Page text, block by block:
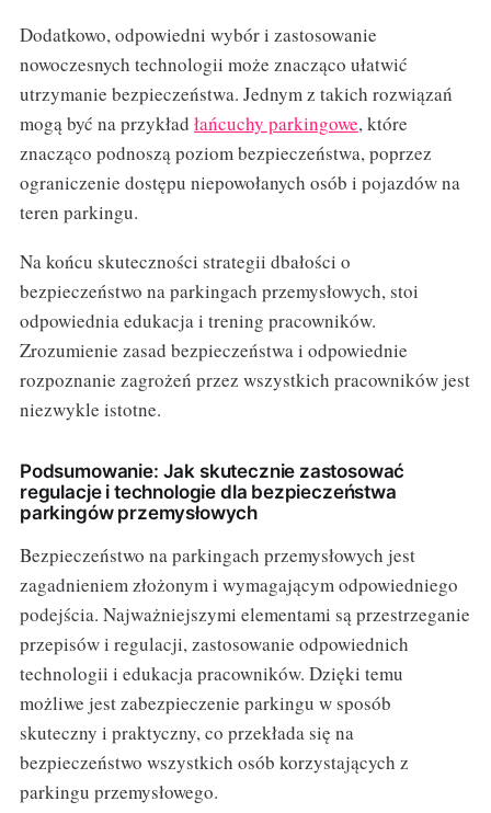
Dodatkowo, odpowiedni wybór i zastosowanie
nowoczesnych technologii może znacząco ułatwić
utrzymanie bezpieczeństwa. Jednym z takich rozwiązań
mogą być na przykład łańcuchy parkingowe, które
znacząco podnoszą poziom bezpieczeństwa, poprzez
ograniczenie dostępu niepowołanych osób i pojazdów na
teren parkingu.
Na końcu skuteczności strategii dbałości o
bezpieczeństwo na parkingach przemysłowych, stoi
odpowiednia edukacja i trening pracowników.
Zrozumienie zasad bezpieczeństwa i odpowiednie
rozpoznanie zagrożeń przez wszystkich pracowników jest
niezwykle istotne.
Podsumowanie: Jak skutecznie zastosować
regulacje i technologie dla bezpieczeństwa
parkingów przemysłowych
Bezpieczeństwo na parkingach przemysłowych jest
zagadnieniem złożonym i wymagającym odpowiedniego
podejścia. Najważniejszymi elementami są przestrzeganie
przepisów i regulacji, zastosowanie odpowiednich
technologii i edukacja pracowników. Dzięki temu
możliwe jest zabezpieczenie parkingu w sposób
skuteczny i praktyczny, co przekłada się na
bezpieczeństwo wszystkich osób korzystających z
parkingu przemysłowego.